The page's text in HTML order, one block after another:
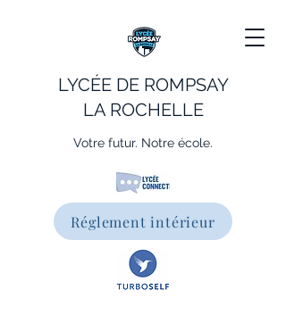
LYCÉE DE ROMPSAY
LA ROCHELLE
Votre futur. Notre école.
Réglement intérieur